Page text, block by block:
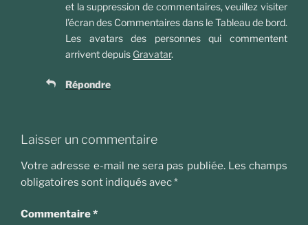
et la suppression de commentaires, veuillez visiter
l’écran des Commentaires dans le Tableau de bord.
Les avatars des personnes qui commentent
arrivent depuis Gravatar.
Répondre
Laisser un commentaire
Votre adresse e-mail ne sera pas publiée. Les champs
obligatoires sont indiqués avec*
Commentaire*